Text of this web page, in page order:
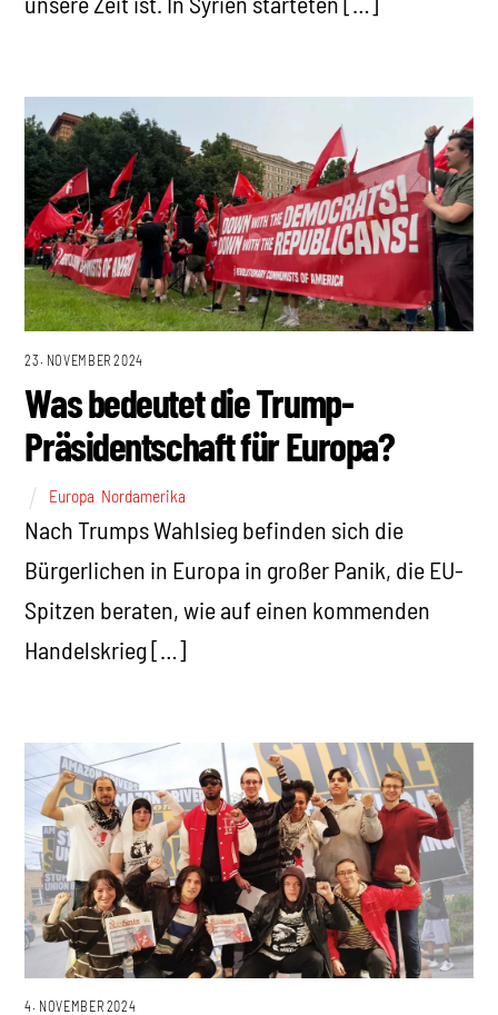
23. NOVEMBER 2024
Was bedeutet die Trump-
Präsidentschaft für Europa?
Europa Nordamerika
Nach Trumps Wahlsieg befinden sich die
Bürgerlichen in Europa in großer Panik, die EU-
Spitzen beraten, wie auf einen kommenden
Handelskrieg […]
4. NOVEMBER 2024